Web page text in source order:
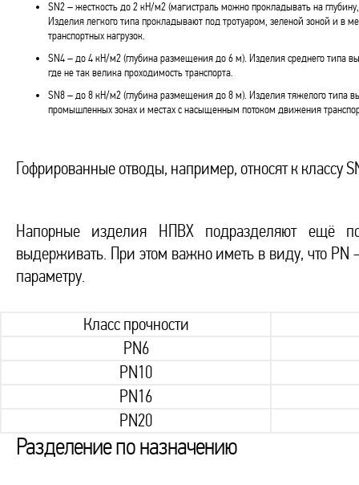
SN2 – жесткость до 2 кН/м2 (магистраль можно прокладывать на
Изделия легкого типа прокладывают под тротуаром, зеленой зоной и в
транспортных нагрузок.
SN4 – до 4 кН/м2 (глубина размещения до 6 м). Изделия среднего типа
где не так велика проходимость транспорта.
SN8 – до 8 кН/м2 (глубина размещения до 8 м). Изделия тяжелого типа
промышленных зонах и местах с насыщенным потоком движения
Гофрированные отводы, например, относят к классу
Напорные изделия НПВХ подразделяют ещё
выдерживать. При этом важно иметь в виду, что PN
параметру.
Класс прочности
PN6
PN10
PN16
PN20
Разделение по назначению